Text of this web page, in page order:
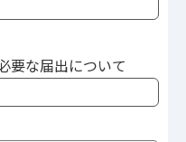
要な届出について